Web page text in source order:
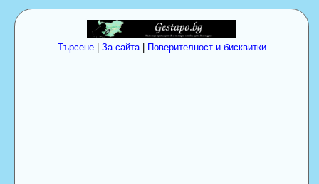
Търсене| За сайта| Поверителност и бисквитки